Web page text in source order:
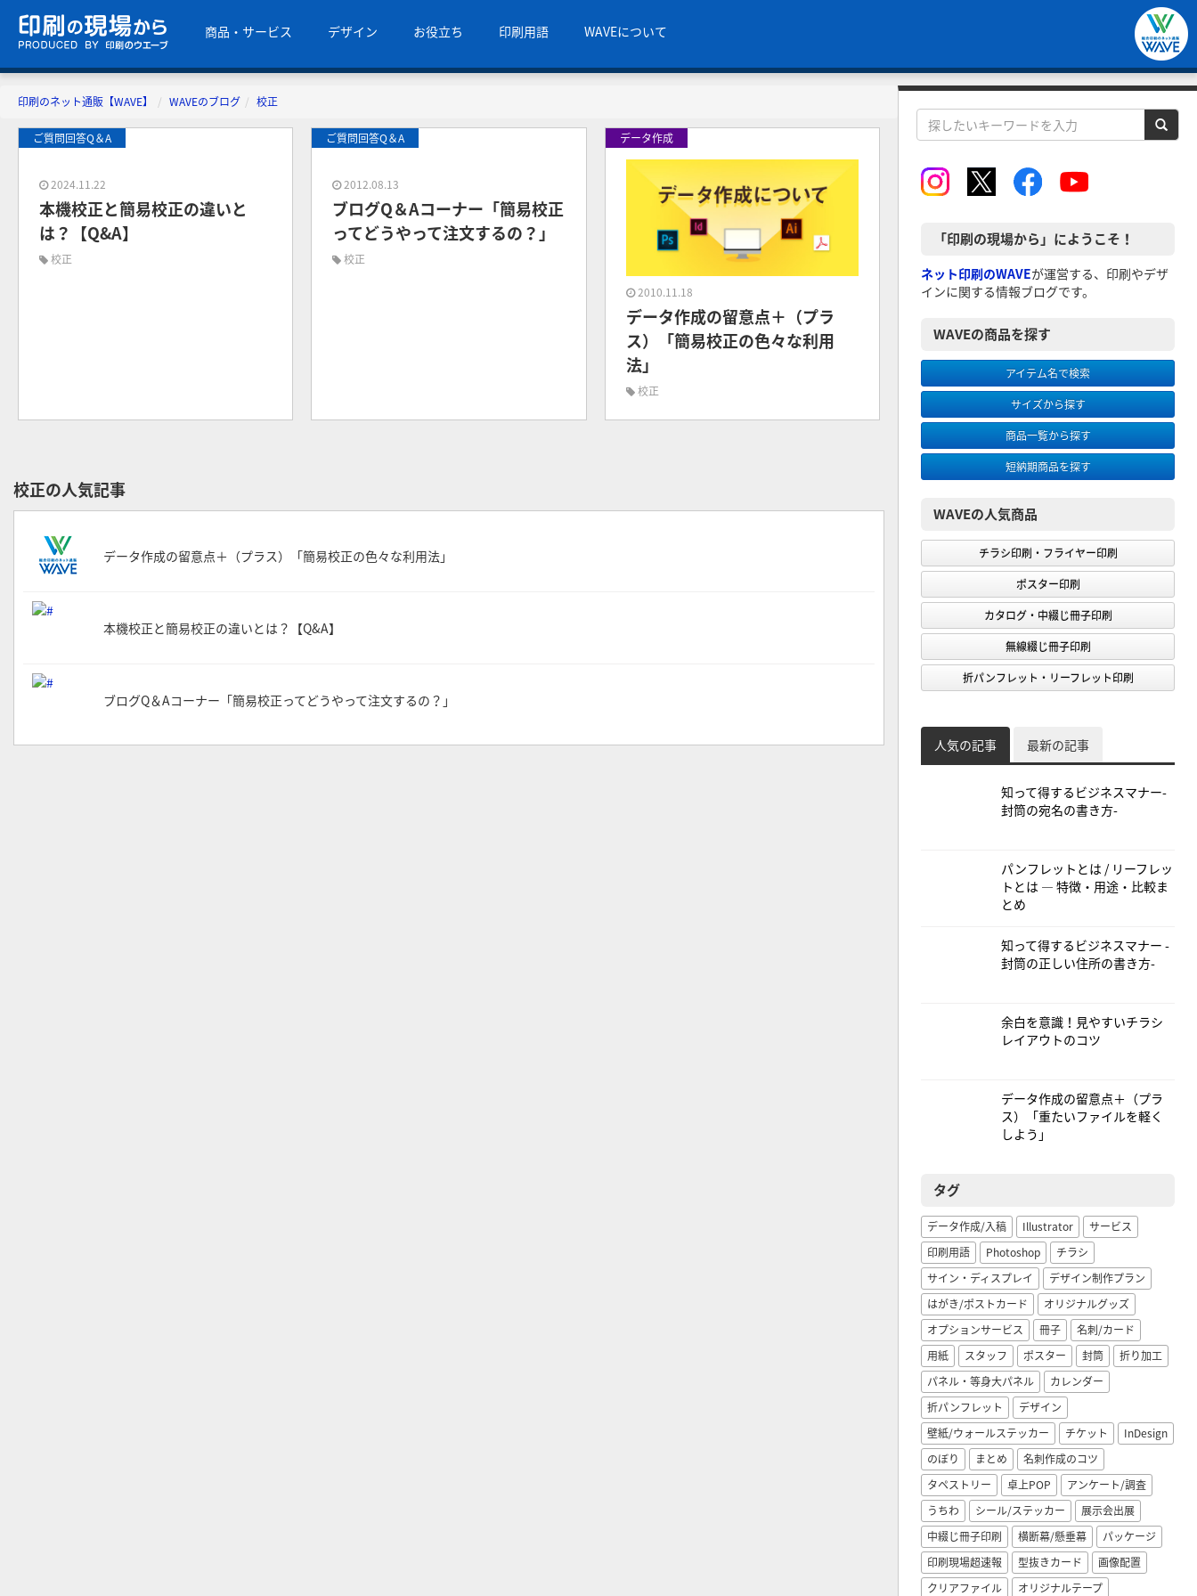
商品・サービス デザイン お役立ち 印刷用語 WAVEについて
印刷のネット通販【WAVE】 WAVEのブログ 校正
ご質問回答Q＆A
2024.11.22
本機校正と簡易校正の違いと
は？【Q&A】
校正
ご質問回答Q＆A
2012.08.13
ブログQ＆Aコーナー「簡易校正
ってどうやって注文するの？」
校正
データ作成
2010.11.18
データ作成の留意点＋（プラ
ス）「簡易校正の色々な利用
法」
校正
校正の人気記事
データ作成の留意点＋（プラス）「簡易校正の色々な利用法」
本機校正と簡易校正の違いとは？【Q&A】
ブログQ＆Aコーナー「簡易校正ってどうやって注文するの？」
「印刷の現場から」にようこそ！
ネット印刷のWAVEが運営する、印刷やデザ
インに関する情報ブログです。
WAVEの商品を探す
アイテム名で検索
サイズから探す
商品一覧から探す
短納期商品を探す
WAVEの人気商品
チラシ印刷・フライヤー印刷
ポスター印刷
カタログ・中綴じ冊子印刷
無線綴じ冊子印刷
折パンフレット・リーフレット印刷
人気の記事 最新の記事
知って得するビジネスマナー-
封筒の宛名の書き方-
パンフレットとは / リーフレッ
トとは — 特徴・用途・比較ま
とめ
知って得するビジネスマナー -
封筒の正しい住所の書き方-
余白を意識！見やすいチラシ
レイアウトのコツ
データ作成の留意点＋（プラ
ス）「重たいファイルを軽く
しよう」
タグ
データ作成/入稿 Illustrator
サービス
印刷用語
Photoshop
チラシ
サイン・ディスプレイ
デザイン制作プラン
はがき/ポストカード
オリジナルグッズ
オプションサービス
冊子
名刺/カード
用紙
スタッフ ポスター 封筒
折り加工
パネル・等身大パネル
カレンダー
折パンフレット
デザイン
壁紙/ウォールステッカー
チケット
InDesign
のぼり
まとめ
名刺作成のコツ
タペストリー
卓上POP
アンケート/調査
うちわ
シール/ステッカー
展示会出展
中綴じ冊子印刷
横断幕/懸垂幕
パッケージ
印刷現場超速報
型抜きカード
画像配置
クリアファイル
オリジナルテープ